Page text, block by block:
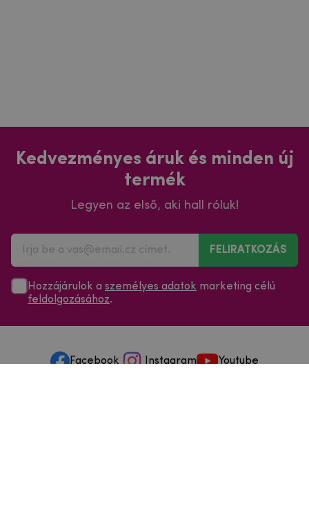
Kedvezményes áruk és minden új
termék
Legyen az első, aki hall róluk!
FELIRATKOZÁS
Hozzájárulok a személyes adatok marketing célú
feldolgozásához.
Facebook Instagram Youtube